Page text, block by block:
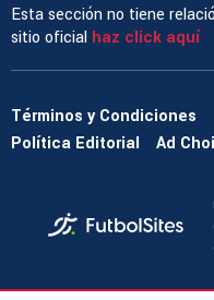
Esta sección no tiene
sitio oficial haz click aquí
Términos y Condiciones
Política Editorial
Ad